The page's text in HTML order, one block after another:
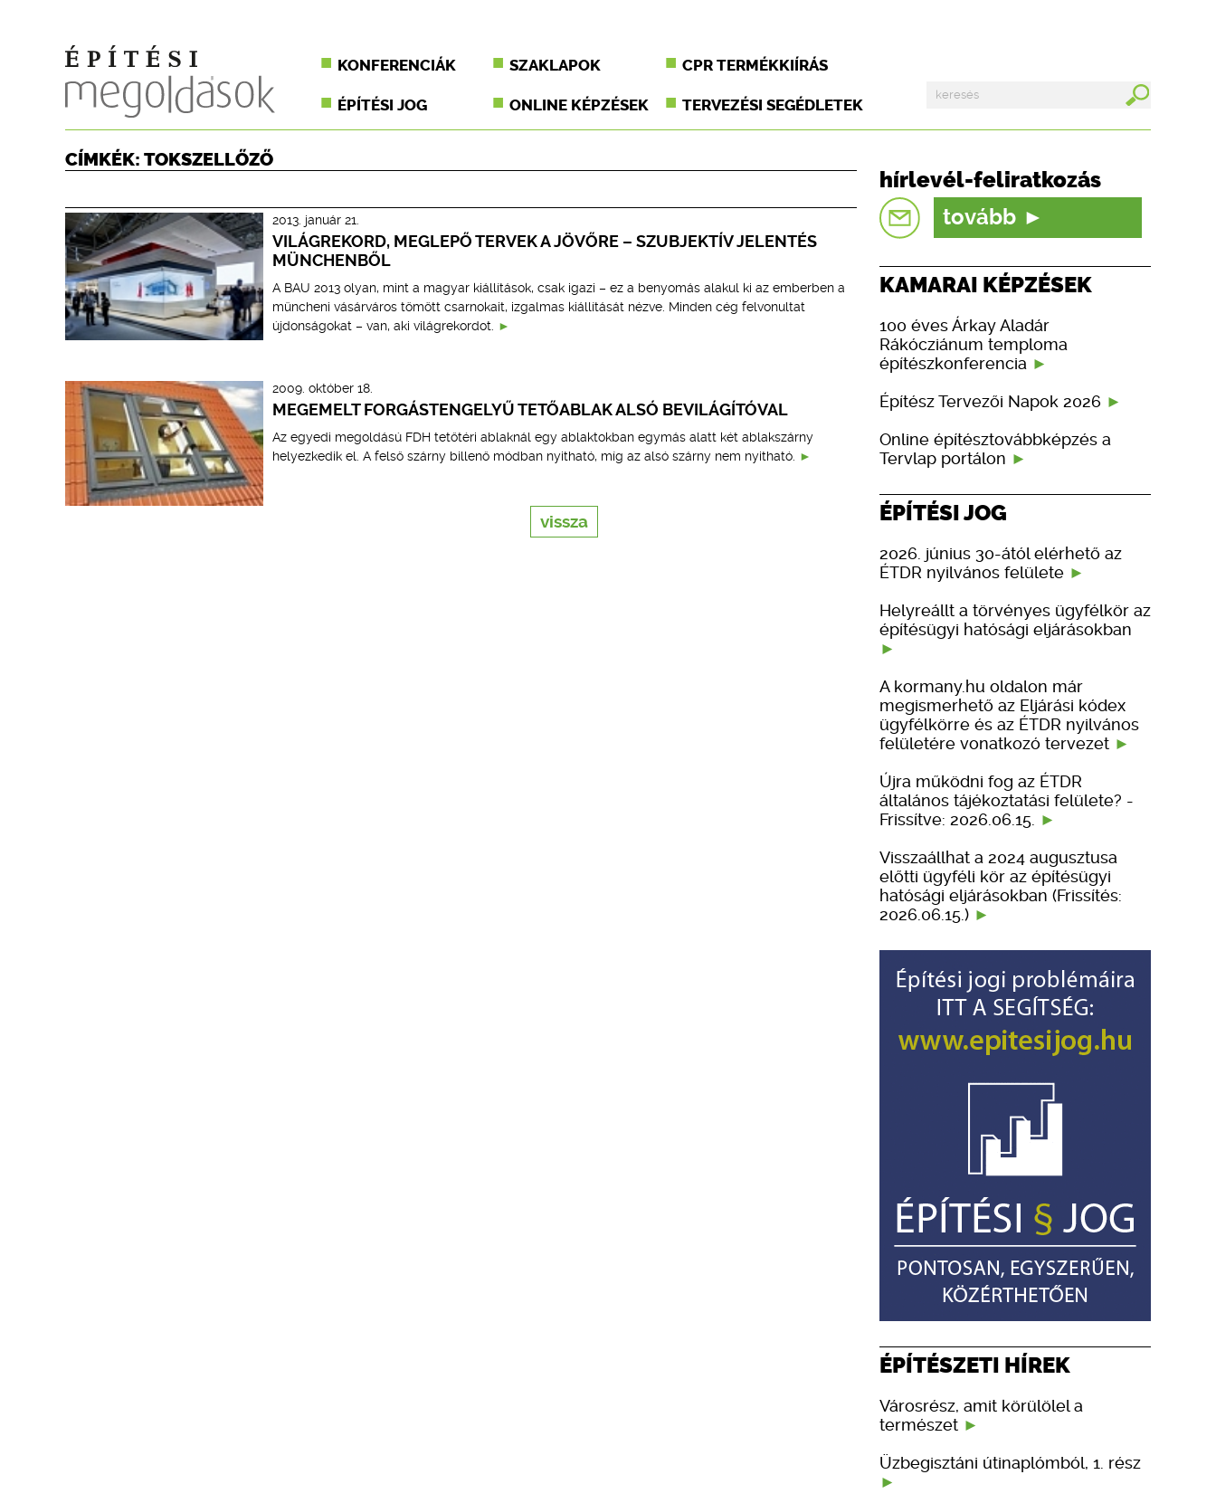
KONFERENCIÁK SZAKLAPOK CPR TERMÉKKIÍRÁS
ÉPÍTÉSI JOG ONLINE KÉPZÉSEK TERVEZÉSI SEGÉDLETEK
CÍMKÉK: TOKSZELLŐZŐ
2013. január 21.
VILÁGREKORD, MEGLEPŐ TERVEK A JÖVŐRE – SZUBJEKTÍV JELENTÉS
MÜNCHENBŐL
A BAU 2013 olyan, mint a magyar kiállítások, csak igazi – ez a benyomás alakul ki az emberben a
müncheni vásárváros tömött csarnokait, izgalmas kiállítását nézve. Minden cég felvonultat
újdonságokat – van, aki világrekordot.
2009. október 18.
MEGEMELT FORGÁSTENGELYŰ TETŐABLAK ALSÓ BEVILÁGÍTÓVAL
Az egyedi megoldású FDH tetőtéri ablaknál egy ablaktokban egymás alatt két ablakszárny
helyezkedik el. A felső szárny billenő módban nyitható, míg az alsó szárny nem nyitható.
vissza
hírlevél-feliratkozás
tovább
KAMARAI KÉPZÉSEK
100 éves Árkay Aladár
Rákócziánum temploma
építészkonferencia
Építész Tervezői Napok 2026
Online építésztovábbképzés a
Tervlap portálon
ÉPÍTÉSI JOG
2026. június 30-ától elérhető az
ÉTDR nyilvános felülete
Helyreállt a törvényes ügyfélkör az
építésügyi hatósági eljárásokban
A kormany.hu oldalon már
megismerhető az Eljárási kódex
ügyfélkörre és az ÉTDR nyilvános
felületére vonatkozó tervezet
Újra működni fog az ÉTDR
általános tájékoztatási felülete? -
Frissítve: 2026.06.15.
Visszaállhat a 2024 augusztusa
előtti ügyféli kör az építésügyi
hatósági eljárásokban (Frissítés:
2026.06.15.)
ÉPÍTÉSZETI HÍREK
Városrész, amit körülölel a
természet
Üzbegisztáni útinaplómból, 1. rész